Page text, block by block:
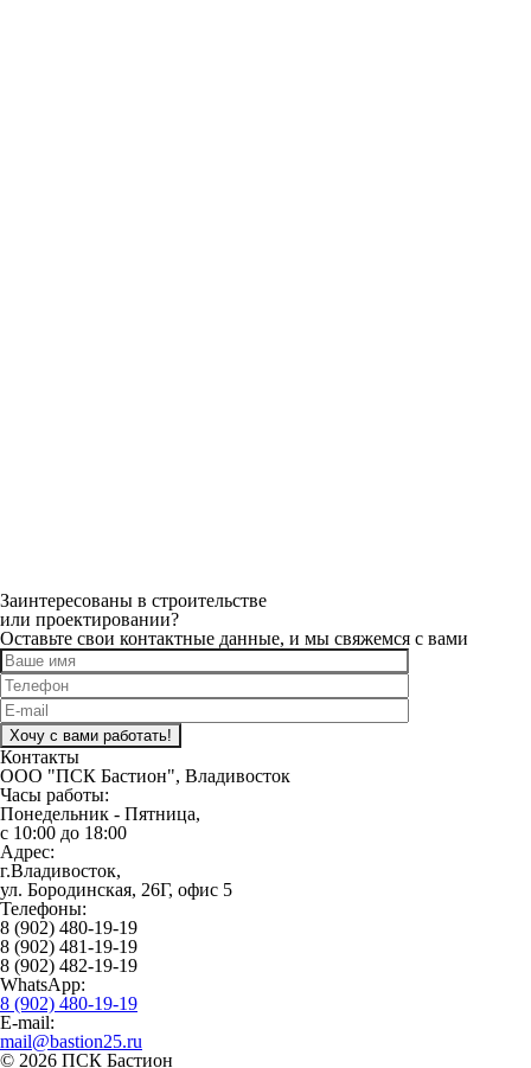
Заинтересованы в строительстве
или проектировании?
Оставьте свои контактные данные, и мы свяжемся с вами
это поле пустым.
Контакты
ООО "ПСК Бастион", Владивосток
Часы работы:
Понедельник - Пятница,
с 10:00 до 18:00
Адрес:
г.Владивосток,
ул. Бородинская, 26Г, офис 5
Телефоны:
8 (902) 480-19-19
8 (902) 481-19-19
8 (902) 482-19-19
WhatsApp:
8 (902) 480-19-19
E-mail:
mail@bastion25.ru
© 2026 ПСК Бастион